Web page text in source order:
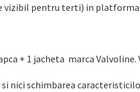
pentru terti) in platforma
+ 1 jacheta marca
nici schimbarea